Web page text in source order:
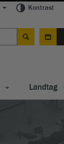
Kontrast
Landtag